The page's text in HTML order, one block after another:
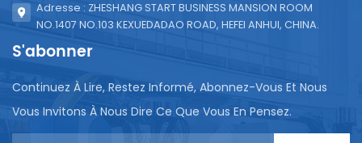
Adresse : ZHESHANG START BUSINESS MANSION ROOM
NO.1407 NO.103 KEXUEDADAO ROAD, HEFEI ANHUI, CHINA.
S'abonner
Continuez À Lire, Restez Informé, Abonnez-Vous Et Nous
Vous Invitons À Nous Dire Ce Que Vous En Pensez.